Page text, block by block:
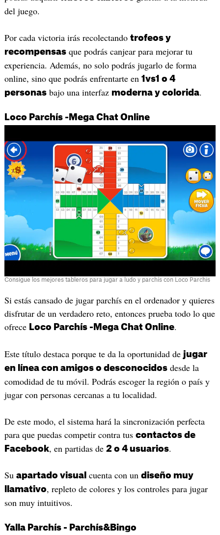
del juego.
Por cada victoria irás recolectando trofeos y
recompensasque podrás canjear para mejorar tu
experiencia. Además, no solo podrás jugarlo de forma
online, sino que podrás enfrentarte en 1vs1 o 4
personasbajo una interfaz moderna y colorida.
Loco Parchís -Mega Chat Online
Consigue los mejores tableros para jugar a ludo y parchís con Loco Parchis
Si estás cansado de jugar parchís en el ordenador y quieres
disfrutar de un verdadero reto, entonces prueba todo lo que
ofrece Loco Parchís -Mega Chat Online.
Este título destaca porque te da la oportunidad de jugar
en línea con amigos o desconocidosdesde la
comodidad de tu móvil. Podrás escoger la región o país y
jugar con personas cercanas a tu localidad.
De este modo, el sistema hará la sincronización perfecta
para que puedas competir contra tus contactos de
Facebook, en partidas de 2 o 4 usuarios.
Su apartado visual cuenta con un diseño muy
llamativo, repleto de colores y los controles para jugar
son muy intuitivos.
Yalla Parchís - Parchís&Bingo